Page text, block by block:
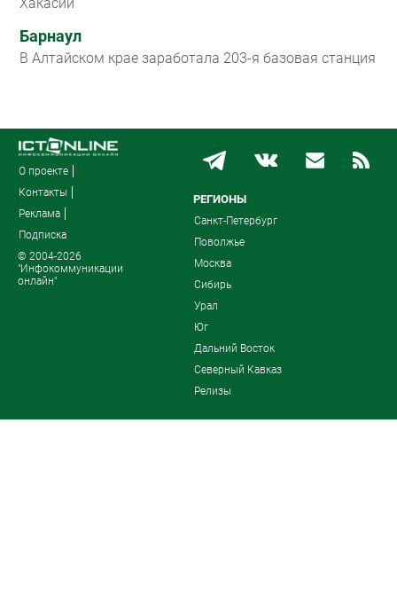
Барнаул
В Алтайском крае заработала 203-я базовая станция
О проекте
Контакты
Реклама
Подписка
© 2004-2026
"Инфокоммуникации
онлайн"
РЕГИОНЫ
Санкт-Петербург
Поволжье
Москва
Сибирь
Урал
Юг
Дальний Восток
Северный Кавказ
Релизы